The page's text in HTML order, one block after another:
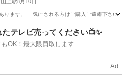
上駅8月10日
ります。 気にされる方はご購入ご遠慮下さい
山上駅 その他
たテレビ売ってください📺✨
OK！最大限買取します
Ad